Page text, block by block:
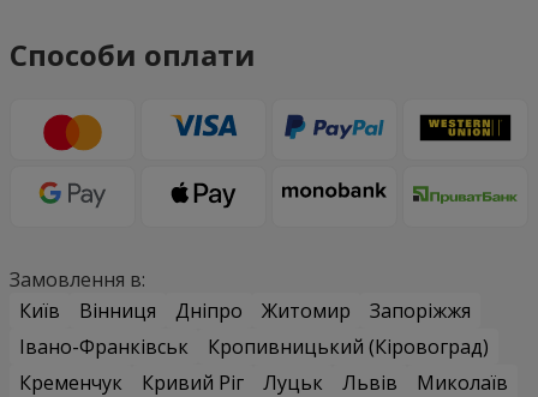
Способи оплати
Замовлення в:
Київ
Вінниця Дніпро Житомир
Запоріжжя
Івано-Франківськ
Кропивницький (Кіровоград)
Кременчук
Кривий Ріг Луцьк Львів
Миколаїв